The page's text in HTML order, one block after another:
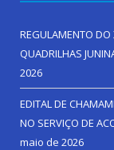
REGULAMENTO DO
QUADRILHAS
2026
EDITAL DE
NO SERVIÇO DE
maio de 2026